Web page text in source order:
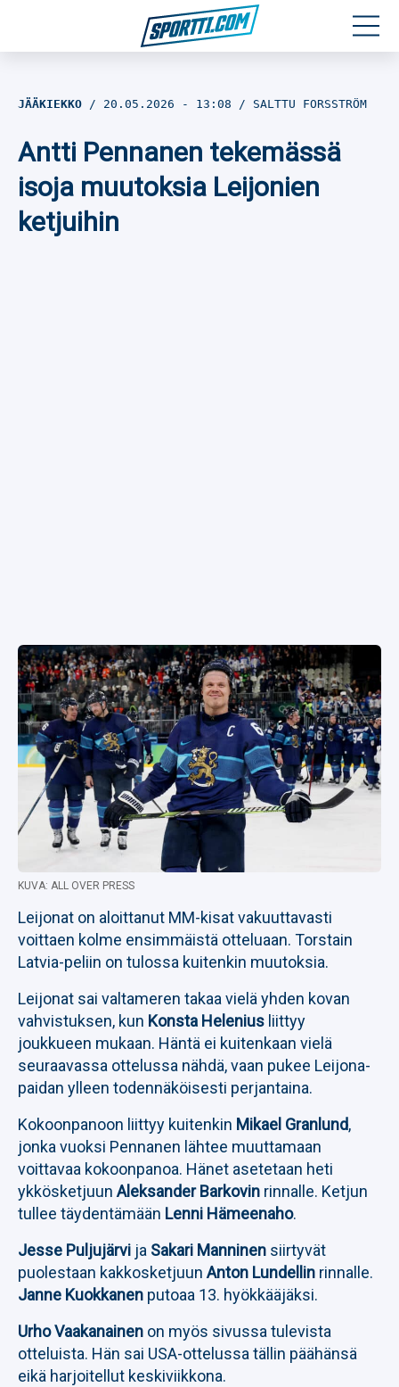
Jalkapallo
Yleisurheilu
JÄÄKIEKKO 20.05.2026 - 13:08 SALTTU FORSSTRÖM
Antti Pennanen tekemässä
isoja muutoksia Leijonien
ketjuihin
KUVA: ALL OVER PRESS
Leijonat on aloittanut MM-kisat vakuuttavasti
voittaen kolme ensimmäistä otteluaan. Torstain
Latvia-peliin on tulossa kuitenkin muutoksia.
Leijonat sai valtameren takaa vielä yhden kovan
vahvistuksen, kun Konsta Helenius liittyy
joukkueen mukaan. Häntä ei kuitenkaan vielä
seuraavassa ottelussa nähdä, vaan pukee Leijona-
paidan ylleen todennäköisesti perjantaina.
Kokoonpanoon liittyy kuitenkin Mikael Granlund,
jonka vuoksi Pennanen lähtee muuttamaan
voittavaa kokoonpanoa. Hänet asetetaan heti
ykkösketjuun Aleksander Barkovin rinnalle. Ketjun
tullee täydentämään Lenni Hämeenaho.
Jesse Puljujärvi ja Sakari Manninen siirtyvät
puolestaan kakkosketjuun Anton Lundellin rinnalle.
Janne Kuokkanen putoaa 13. hyökkääjäksi.
Urho Vaakanainen on myös sivussa tulevista
otteluista. Hän sai USA-ottelussa tällin päähänsä
eikä harjoitellut keskiviikkona.